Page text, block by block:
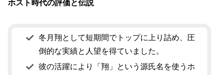
ホスト時代の評価と伝説
冬月翔として短期間でトップに上り詰め、圧
倒的な実績と人望を得ていました。
彼の活躍により「翔」という源氏名を使うホ